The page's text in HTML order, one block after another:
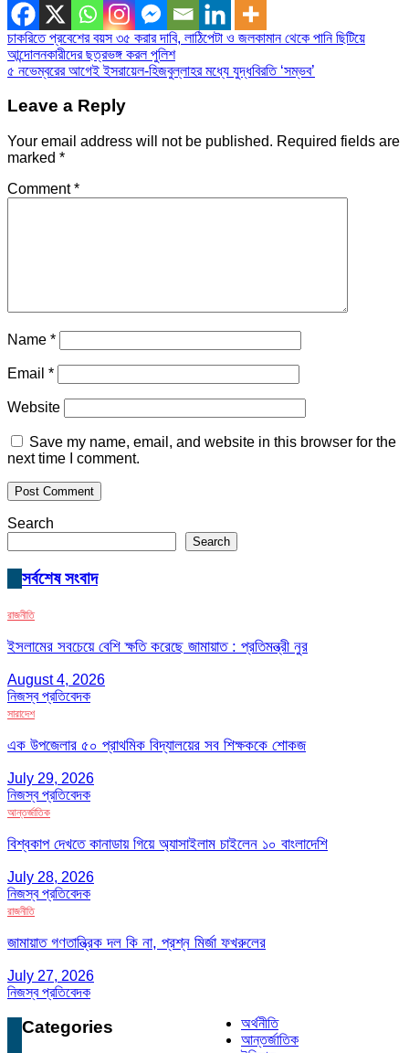
Post
navigation
চাকরিতে প্রবেশের বয়স ৩৫ করার দাবি, লাঠিপেটা ও জলকামান থেকে পানি ছিটিয়ে
আন্দোলনকারীদের ছত্রভঙ্গ করল পুলিশ
৫ নভেম্বরের আগেই ইসরায়েল-হিজবুল্লাহর মধ্যে যুদ্ধবিরতি ‘সম্ভব’
Leave a Reply
Your email address will not be published. Required fields are
marked *
Comment*
Name *
Email *
Website
Save my name, email, and website in this browser for the
next time I comment.
Search
Search
সর্বশেষ সংবাদ
রাজনীতি
ইসলামের সবচেয়ে বেশি ক্ষতি করেছে জামায়াত : প্রতিমন্ত্রী নুর
August 4, 2026
নিজস্ব প্রতিবেদক
সারাদেশ
এক উপজেলার ৫০ প্রাথমিক বিদ্যালয়ের সব শিক্ষককে শোকজ
July 29, 2026
নিজস্ব প্রতিবেদক
আন্তর্জাতিক
বিশ্বকাপ দেখতে কানাডায় গিয়ে অ্যাসাইলাম চাইলেন ১০ বাংলাদেশি
July 28, 2026
নিজস্ব প্রতিবেদক
রাজনীতি
জামায়াত গণতান্ত্রিক দল কি না, প্রশ্ন মির্জা ফখরুলের
July 27, 2026
নিজস্ব প্রতিবেদক
Categories
অর্থনীতি
আন্তর্জাতিক